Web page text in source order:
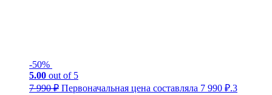
-50%
5.00 out of 5
7 990₽ Первоначальная цена составляла 7 990 ₽.3